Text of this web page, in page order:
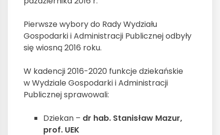
Pierwsze wybory do Rady Wydziału
Gospodarki i Administracji Publicznej odbyły
się wiosną 2016 roku.
W kadencji 2016-2020 funkcje dziekańskie
w Wydziale Gospodarki i Administracji
Publicznej sprawowali:
Dziekan – dr hab. Stanisław Mazur,
prof. UEK